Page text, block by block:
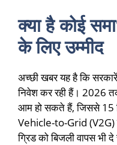
क्या है कोई
के लिए उम्मीद
अच्छी खबर यह है कि
निवेश कर रही हैं। 2026
आम हो सकते हैं, जिससे 15
Vehicle-to-Grid (V2G)
ग्रिड को बिजली वापस भी